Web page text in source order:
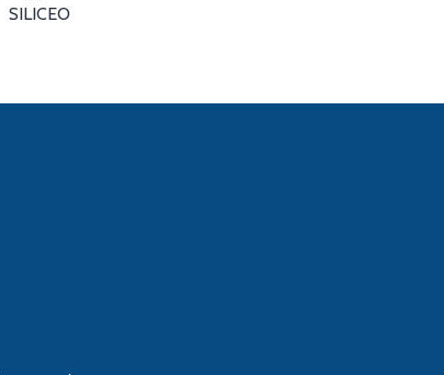
SILICEO